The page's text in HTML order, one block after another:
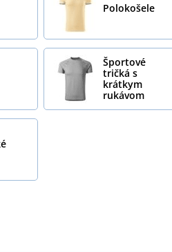
Polokošele
Športové
tričká s
krátkym
rukávom